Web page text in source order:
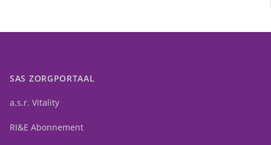
SAS ZORGPORTAAL
a.s.r. Vitality
RI&E Abonnement